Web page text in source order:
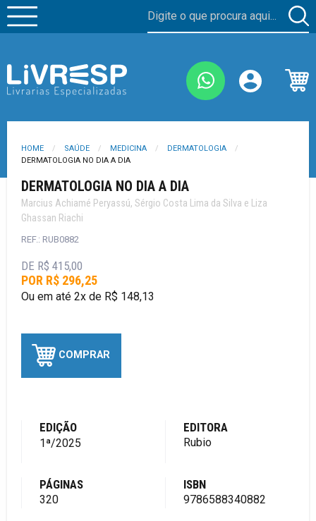
HOME SAÚDE MEDICINA
DERMATOLOGIA
DERMATOLOGIA NO DIA A DIA
DERMATOLOGIA NO DIA A DIA
Marcius Achiamé Peryassú, Sérgio Costa Lima da Silva e Liza
Ghassan Riachi
REF.: RUB0882
DE R$ 415,00
POR R$ 296,25
Ou em até 2x de R$ 148,13
COMPRAR
EDIÇÃO
1ª/2025
EDITORA
Rubio
PÁGINAS
320
ISBN
9786588340882